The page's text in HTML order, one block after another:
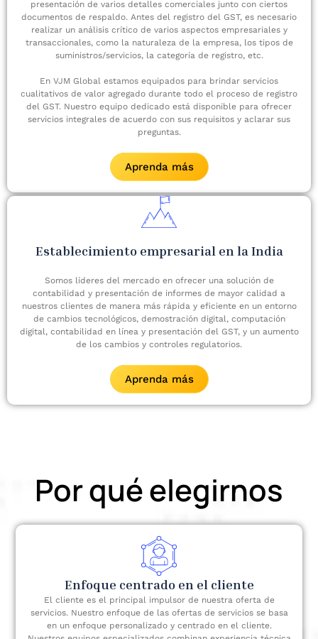
presentación de varios detalles comerciales junto con ciertos
documentos de respaldo. Antes del registro del GST, es necesario
realizar un análisis crítico de varios aspectos empresariales y
transaccionales, como la naturaleza de la empresa, los tipos de
suministros/servicios, la categoría de registro, etc.
En VJM Global estamos equipados para brindar servicios
cualitativos de valor agregado durante todo el proceso de registro
del GST. Nuestro equipo dedicado está disponible para ofrecer
servicios integrales de acuerdo con sus requisitos y aclarar sus
preguntas.
Aprenda más
Establecimiento empresarial en la India
Somos líderes del mercado en ofrecer una solución de
contabilidad y presentación de informes de mayor calidad a
nuestros clientes de manera más rápida y eficiente en un entorno
de cambios tecnológicos, demostración digital, computación
digital, contabilidad en línea y presentación del GST, y un aumento
de los cambios y controles regulatorios.
Aprenda más
Por qué elegirnos
Enfoque centrado en el cliente
El cliente es el principal impulsor de nuestra oferta de
servicios. Nuestro enfoque de las ofertas de servicios se basa
en un enfoque personalizado y centrado en el cliente.